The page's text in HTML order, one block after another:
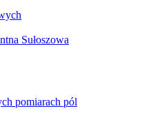
Sułoszowa
pomiarach pól